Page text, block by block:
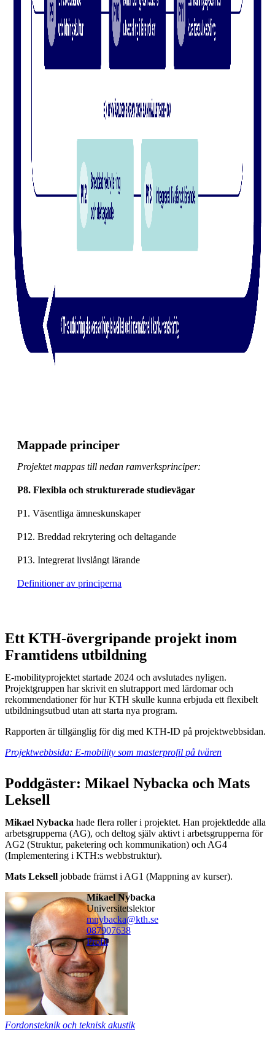
Mappade principer
Projektet mappas till nedan ramverksprinciper:
P8. Flexibla och strukturerade studievägar
P1. Väsentliga ämneskunskaper
P12. Breddad rekrytering och deltagande
P13. Integrerat livslångt lärande
Definitioner av principerna
Ett KTH-övergripande projekt inom
Framtidens utbildning
E-mobilityprojektet startade 2024 och avslutades nyligen.
Projektgruppen har skrivit en slutrapport med lärdomar och
rekommendationer för hur KTH skulle kunna erbjuda ett flexibelt
utbildningsutbud utan att starta nya program.
Rapporten är tillgänglig för dig med KTH-ID på projektwebbsidan.
Projektwebbsida: E-mobility som masterprofil på tvären
Poddgäster: Mikael Nybacka och Mats
Leksell
Mikael Nybacka hade flera roller i projektet. Han projektledde alla
arbetsgrupperna (AG), och deltog själv aktivt i arbetsgrupperna för
AG2 (Struktur, paketering och kommunikation) och AG4
(Implementering i KTH:s webbstruktur).
Mats Leksell jobbade främst i AG1 (Mappning av kurser).
Mikael Nybacka
universitetslektor
mnybacka@kth.se
087907638
Profil
Fordonsteknik och teknisk akustik